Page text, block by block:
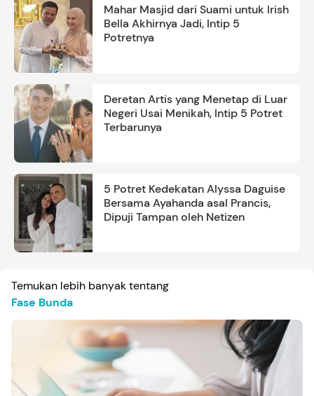
Mahar Masjid dari Suami untuk Irish
Bella Akhirnya Jadi, Intip 5
Potretnya
Deretan Artis yang Menetap di Luar
Negeri Usai Menikah, Intip 5 Potret
Terbarunya
5 Potret Kedekatan Alyssa Daguise
Bersama Ayahanda asal Prancis,
Dipuji Tampan oleh Netizen
Temukan lebih banyak tentang
Fase Bunda